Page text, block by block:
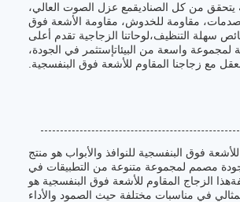
يتحقق من كل الصناديقمع عزل الصوت العالي،
مقاومة للخدوش، مقاومة الأشعة فوق
سهلة التنظيف،لوحاتنا الزجاجية تقدم أعلى
لمجموعة واسعة من البيئاتإستثمر في الجودة،
مع زجاجنا المقاوم للأشعة فوق البنفسجية.
فوق البنفسجية للنوافذ والأبواب هو منتج
مصمم لمجموعة متنوعة من التطبيقات في
الزجاج المقاوم للأشعة فوق البنفسجية هو
المثالي في مناسبات مختلفة حيث الصمود والأداء